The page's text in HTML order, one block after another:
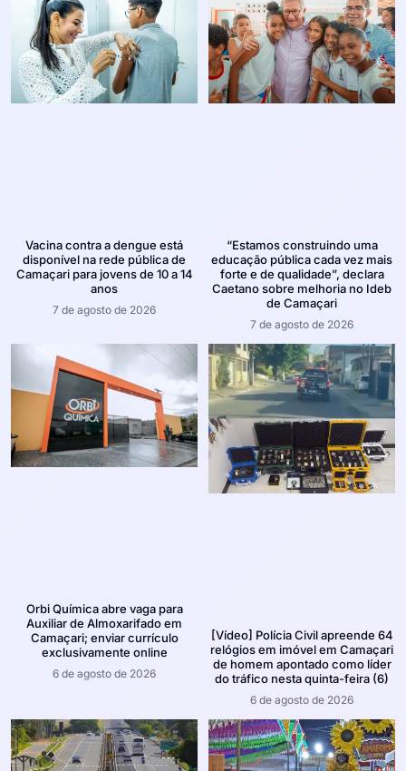
Vacina contra a dengue está
disponível na rede pública de
Camaçari para jovens de 10 a 14
anos
7 de agosto de 2026
“Estamos construindo uma
educação pública cada vez mais
forte e de qualidade”, declara
Caetano sobre melhoria no Ideb
de Camaçari
7 de agosto de 2026
Orbi Química abre vaga para
Auxiliar de Almoxarifado em
Camaçari; enviar currículo
exclusivamente online
6 de agosto de 2026
[Vídeo] Polícia Civil apreende 64
relógios em imóvel em Camaçari
de homem apontado como líder
do tráfico nesta quinta-feira (6)
6 de agosto de 2026